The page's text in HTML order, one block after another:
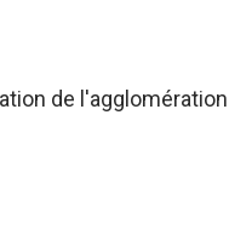
de l'agglomération